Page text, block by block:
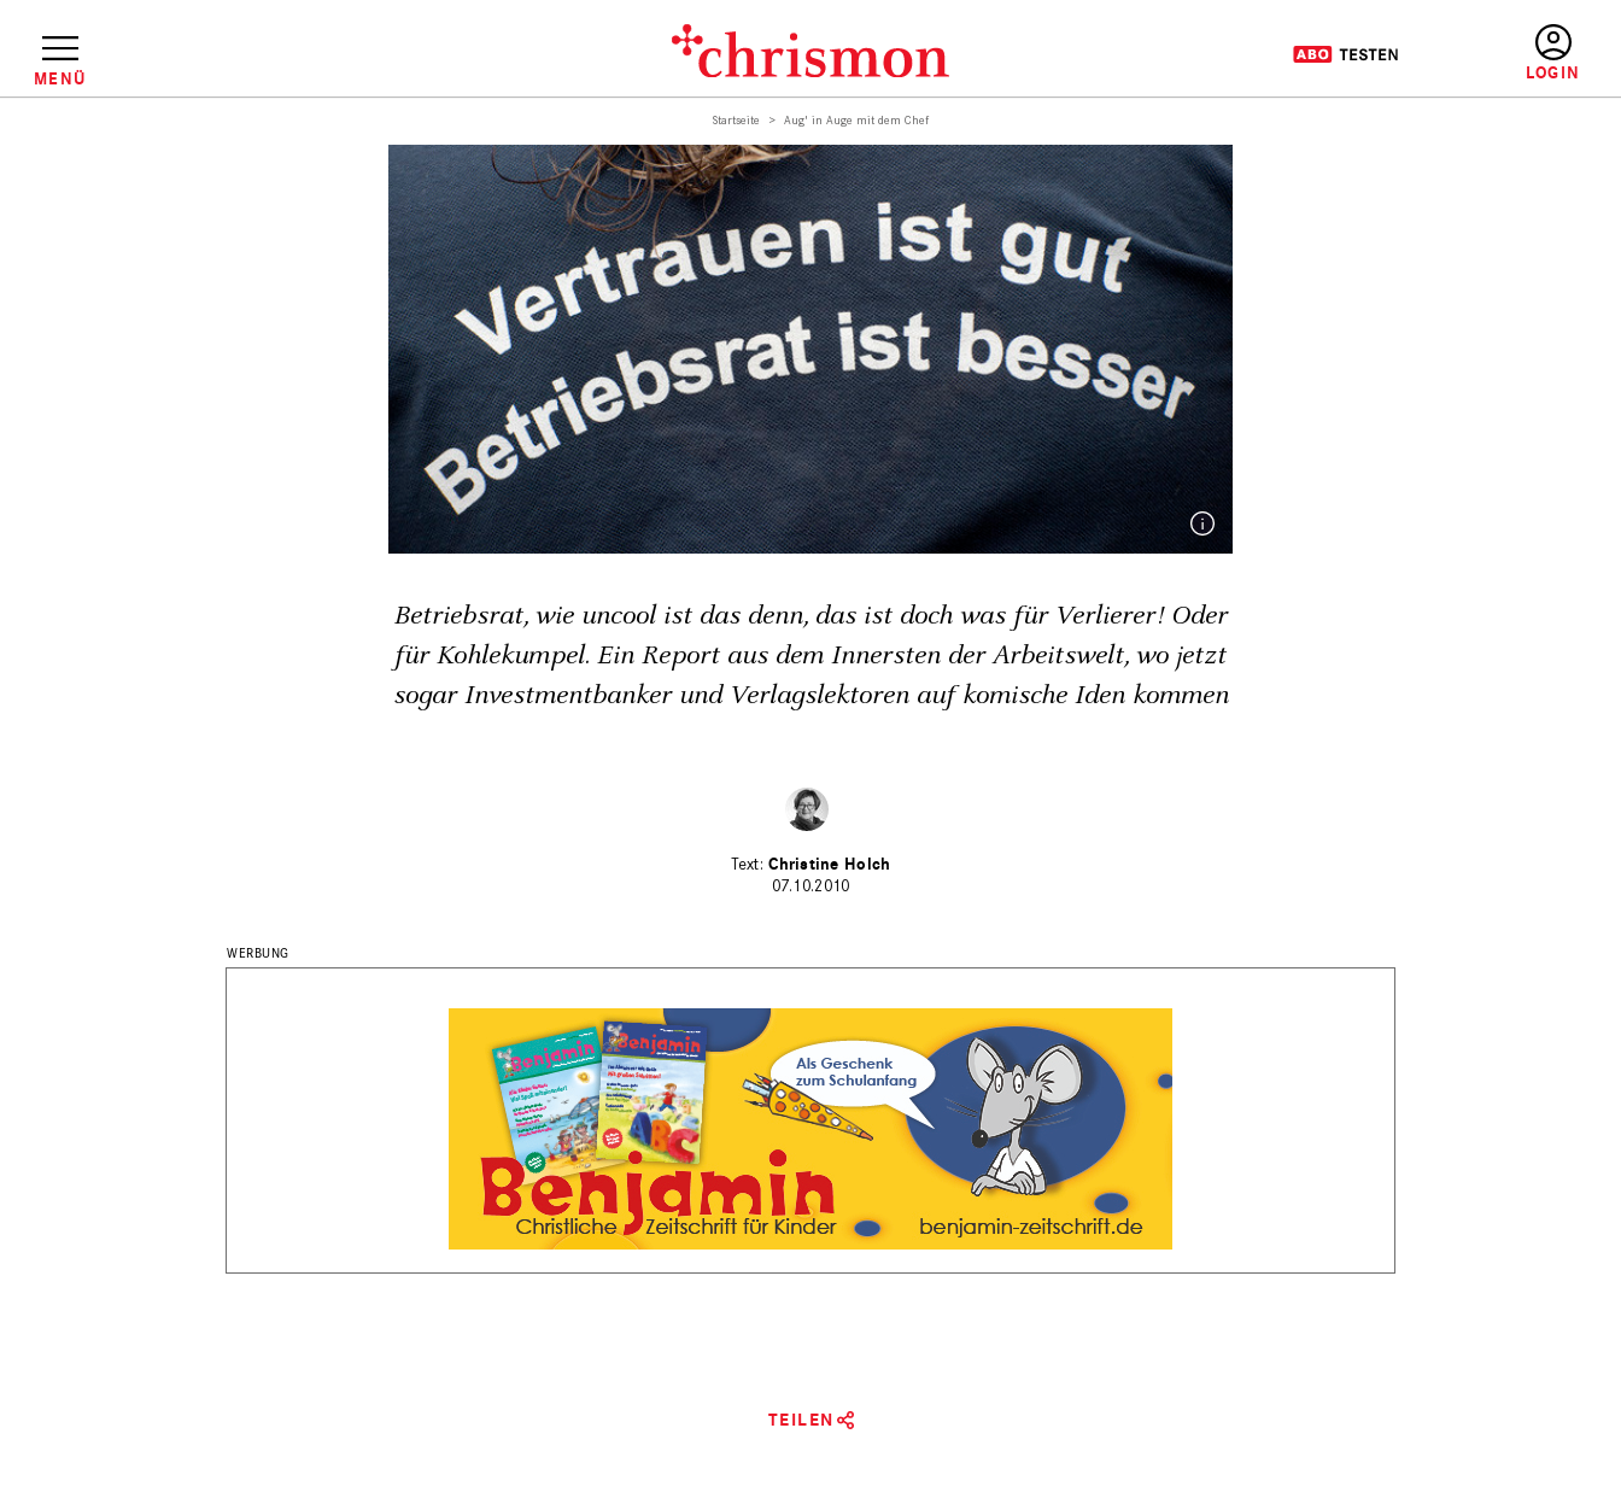
Inhalt
MENÜ
Startseite Aug' in Auge mit dem Chef
Betriebsrat, wie uncool ist das denn, das ist doch was für Verlierer! Oder
für Kohlekumpel. Ein Report aus dem Innersten der Arbeitswelt, wo jetzt
sogar Investmentbanker und Verlagslektoren auf komische Iden kommen
Christine Holch
07.10.2010
TEILEN